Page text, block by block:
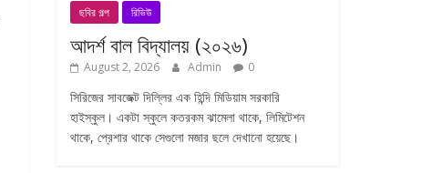
ছবির গল্প রিভিউ
আদর্শ বাল বিদ্যালয় (২০২৬)
August 2, 2026 Admin 0
সিরিজের সাবজেক্ট দিল্লির এক হিন্দি মিডিয়াম সরকারি
হাইস্কুল। একটা স্কুলে কতরকম ঝামেলা থাকে, লিমিটেশন
থাকে, প্রেশার থাকে সেগুলো মজার ছলে দেখানো হয়েছে।